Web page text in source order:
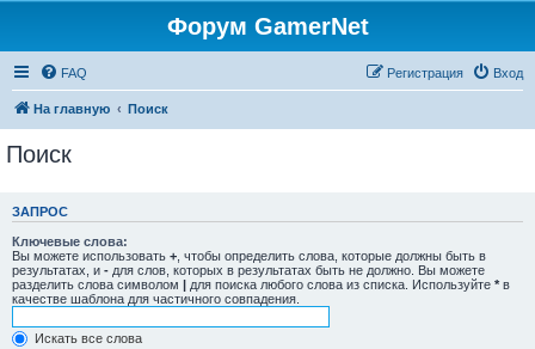
Форум GamerNet
FAQ Вход
Регистрация
На главную Поиск
Поиск
ЗАПРОС
Ключевые слова:
Вы можете использовать + , чтобы определить слова, которые должны быть в
результатах, и - для слов, которых в результатах быть не должно. Вы можете
разделить слова символом | для поиска любого слова из списка. Используйте * в
качестве шаблона для частичного совпадения.
Искать все слова